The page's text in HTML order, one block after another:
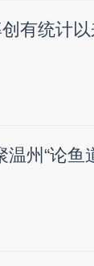
创有统计
州“论鱼